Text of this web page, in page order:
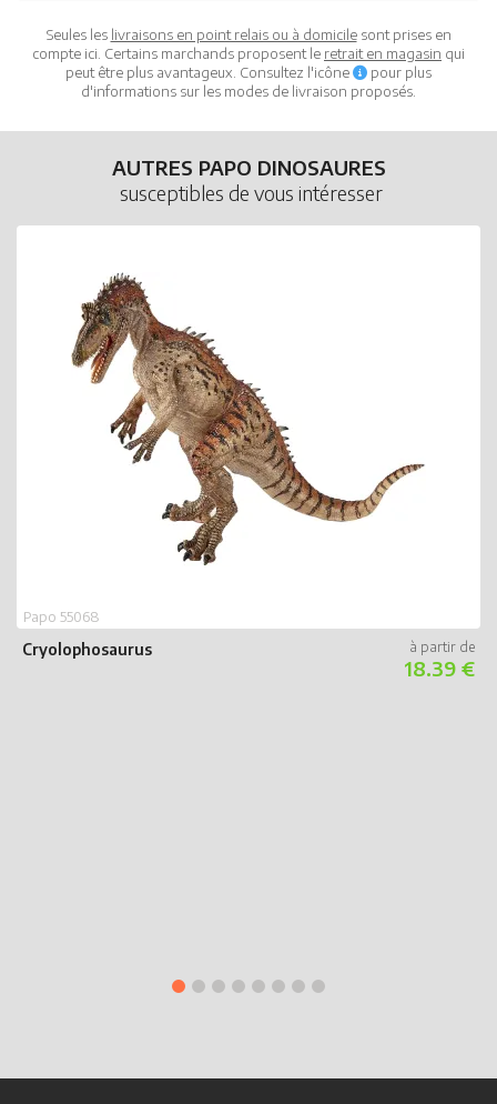
Seules les livraisons en point relais ou à domicilesont prises en
compte ici. Certains marchands proposent le retrait en magasin qui
peut être plus avantageux. Consultez l'icône
pour plus
d'informations sur les modes de livraison proposés.
AUTRES PAPO DINOSAURES
susceptibles de vous intéresser
Cryolophosaurus
Papo 55068
18.39 €